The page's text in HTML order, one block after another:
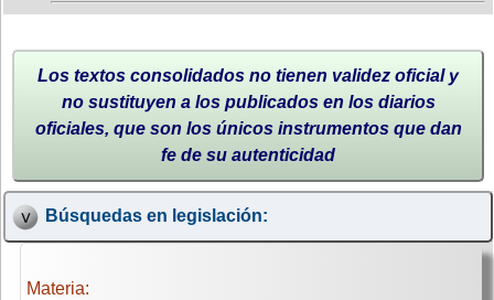
Los textos consolidados no tienen validez oficial y
no sustituyen a los publicados en los diarios
oficiales, que son los únicos instrumentos que dan
fe de su autenticidad
Búsquedas en legislación:
Materia: